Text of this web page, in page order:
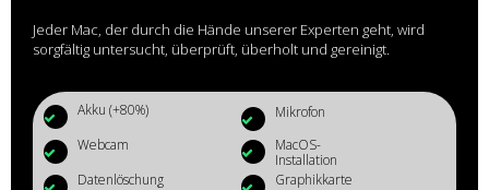
Jeder Mac, der durch die Hände unserer Experten geht, wird
sorgfältig untersucht, überprüft, überholt und gereinigt.
Akku (+80%)
Mikrofon
Webcam
MacOS-
Installation
Datenlöschung
Graphikkarte